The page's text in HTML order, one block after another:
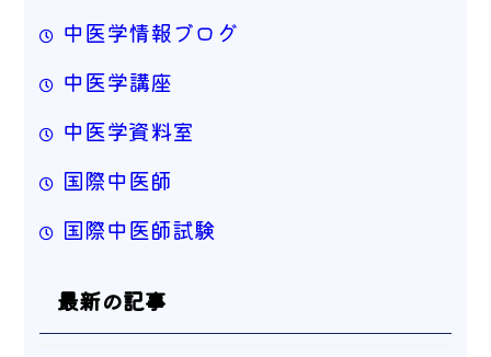
中医学情報ブログ
中医学講座
中医学資料室
国際中医師
国際中医師試験
最新の記事